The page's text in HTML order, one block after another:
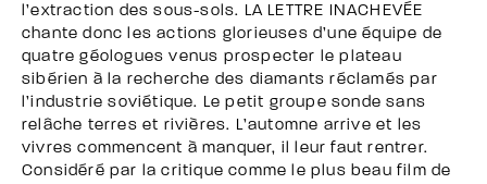
l’extraction des sous-sols. LA LETTRE INACHEVÉE
chante donc les actions glorieuses d’une équipe de
quatre géologues venus prospecter le plateau
sibérien à la recherche des diamants réclamés par
l’industrie soviétique. Le petit groupe sonde sans
relâche terres et rivières. L’automne arrive et les
vivres commencent à manquer, il leur faut rentrer.
Considéré par la critique comme le plus beau film de